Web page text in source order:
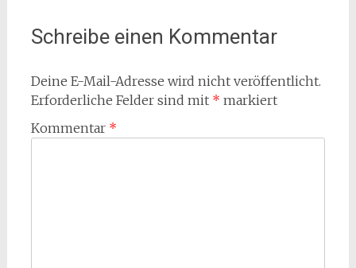
Schreibe einen Kommentar
Deine E-Mail-Adresse wird nicht veröffentlicht.
Erforderliche Felder sind mit * markiert
Kommentar *